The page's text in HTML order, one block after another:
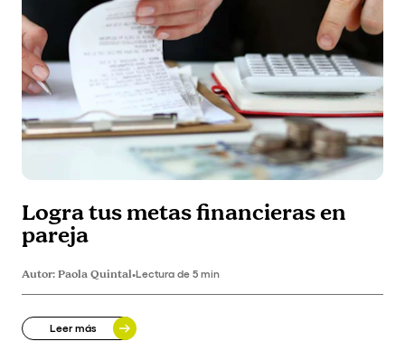
Logra tus metas financieras en
pareja
Autor:Paola Quintal•Lectura de 5 min
Leer más